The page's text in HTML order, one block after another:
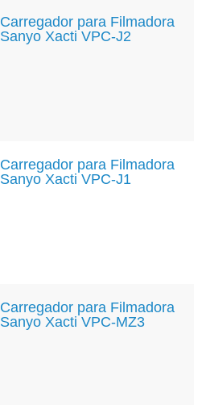
Carregador para Filmadora
Sanyo Xacti VPC-J2
Carregador para Filmadora
Sanyo Xacti VPC-J1
Carregador para Filmadora
Sanyo Xacti VPC-MZ3